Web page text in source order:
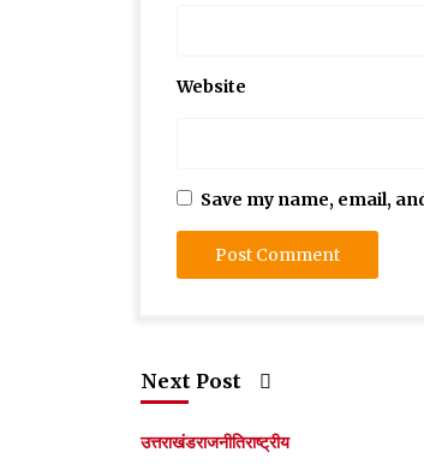
Website
Save my name, email,
Next Post
उत्तराखंडराजनीतिराष्ट्रीय